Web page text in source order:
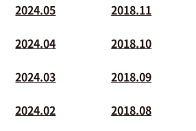
2024.05
2024.04
2024.03
2024.02
2018.11
2018.10
2018.09
2018.08